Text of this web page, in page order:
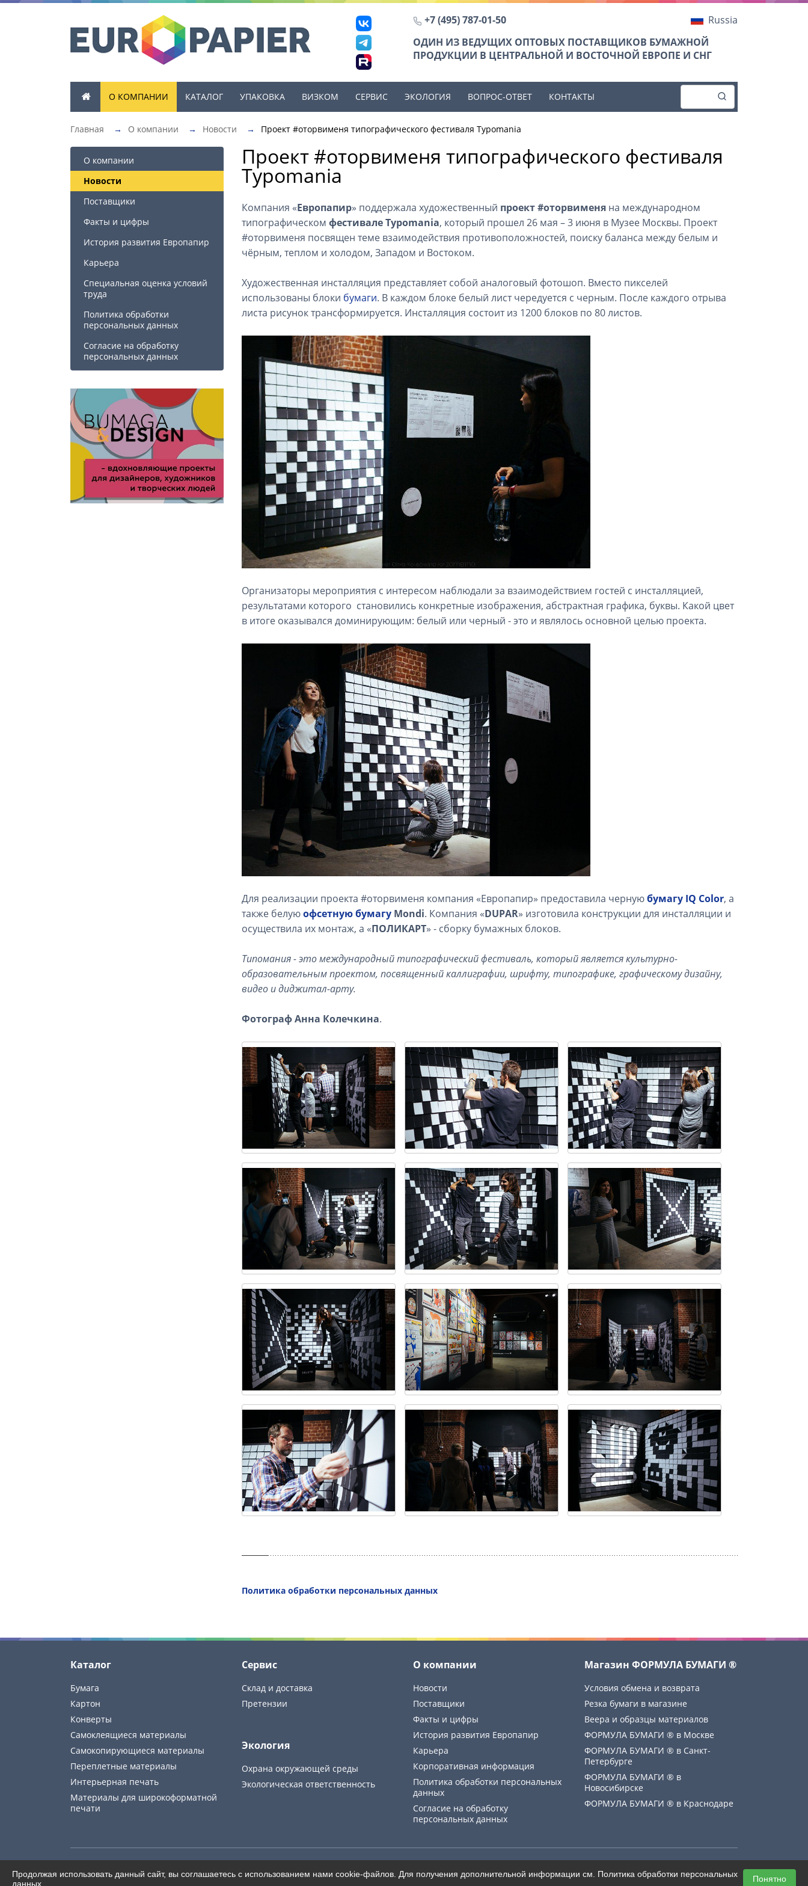
+7 (495) 787-01-50
Russia
ОДИН ИЗ ВЕДУЩИХ ОПТОВЫХ ПОСТАВЩИКОВ БУМАЖНОЙ
ПРОДУКЦИИ В ЦЕНТРАЛЬНОЙ И ВОСТОЧНОЙ ЕВРОПЕ И СНГ
О КОМПАНИИ КАТАЛОГ УПАКОВКА ВИЗКОМ СЕРВИС ЭКОЛОГИЯ ВОПРОС-ОТВЕТ КОНТАКТЫ
Главная → О компании → Новости → Проект #оторвименя типографического фестиваля Typomania
О компании
Новости
Поставщики
Факты и цифры
История развития Европапир
Карьера
Специальная оценка условий
труда
Политика обработки
персональных данных
Cогласие на обработку
персональных данных
Проект #оторвименя типографического фестиваля
Typomania
Компания «Европапир» поддержала художественный проект #оторвименя на международном
типографическом фестивале Typomania, который прошел 26 мая – 3 июня в Музее Москвы. Проект
#оторвименя посвящен теме взаимодействия противоположностей, поиску баланса между белым и
чёрным, теплом и холодом, Западом и Востоком.
Художественная инсталляция представляет собой аналоговый фотошоп. Вместо пикселей
использованы блоки бумаги. В каждом блоке белый лист чередуется с черным. После каждого отрыва
листа рисунок трансформируется. Инсталляция состоит из 1200 блоков по 80 листов.
Организаторы мероприятия с интересом наблюдали за взаимодействием гостей с инсталляцией,
результатами которого становились конкретные изображения, абстрактная графика, буквы. Какой цвет
в итоге оказывался доминирующим: белый или черный - это и являлось основной целью проекта.
Для реализации проекта #оторвименя компания «Европапир» предоставила чернуюбумагу IQ Color, а
также белуюофсетную бумагу Mondi. Компания «DUPAR» изготовила конструкции для инсталляции и
осуществила их монтаж, а «ПОЛИКАРТ» - сборку бумажных блоков.
Типомания - это международный типографический фестиваль, который является культурно-
образовательным проектом, посвященный каллиграфии, шрифту, типографике, графическому дизайну,
видео и диджитал-арту.
Фотограф Анна Колечкина.
Политика обработки персональных данных
Каталог
Бумага
Картон
Конверты
Самоклеящиеся материалы
Самокопирующиеся материалы
Переплетные материалы
Интерьерная печать
Материалы для широкоформатной
печати
Сервис
Склад и доставка
Претензии
Экология
Охрана окружающей среды
Экологическая ответственность
О компании
Новости
Поставщики
Факты и цифры
История развития Европапир
Карьера
Корпоративная информация
Политика обработки персональных
данных
Cогласие на обработку
персональных данных
Магазин ФОРМУЛА БУМАГИ ®
Условия обмена и возврата
Резка бумаги в магазине
Веера и образцы материалов
ФОРМУЛА БУМАГИ ® в Москве
ФОРМУЛА БУМАГИ ® в Санкт-
Петербурге
ФОРМУЛА БУМАГИ ® в
Новосибирске
ФОРМУЛА БУМАГИ ® в Краснодаре
© Europapier. 2026
Карта сайта
Создание сайта
mediaidea
Продолжая использовать данный сайт, вы соглашаетесь с использованием нами cookie-файлов. Для получения дополнительной информации см. Политика обработки персональных
данных
Понятно